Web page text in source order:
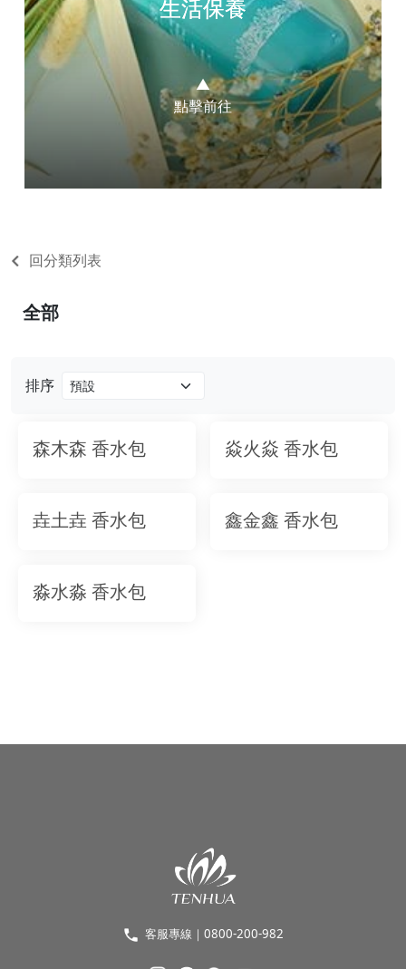
生活保養
▲
點擊前往
回分類列表
排序
森木森 香水包 焱火焱 香水包
垚土垚 香水包 鑫金鑫 香水包
淼水淼 香水包
全部
客服專線｜0800-200-982